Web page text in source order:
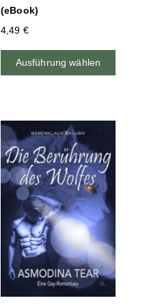
(eBook)
4,49 €
Ausführung wählen